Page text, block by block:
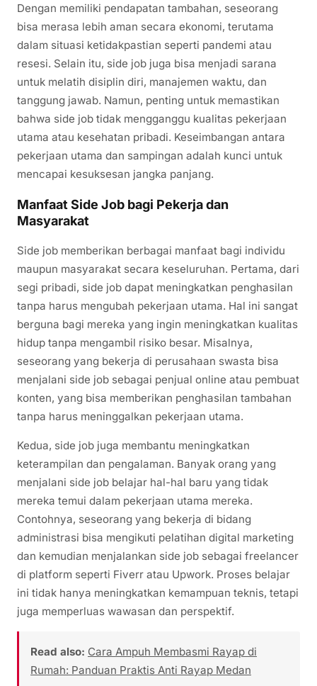
Dengan memiliki pendapatan tambahan, seseorang
bisa merasa lebih aman secara ekonomi, terutama
dalam situasi ketidakpastian seperti pandemi atau
resesi. Selain itu, side job juga bisa menjadi sarana
untuk melatih disiplin diri, manajemen waktu, dan
tanggung jawab. Namun, penting untuk memastikan
bahwa side job tidak mengganggu kualitas pekerjaan
utama atau kesehatan pribadi. Keseimbangan antara
pekerjaan utama dan sampingan adalah kunci untuk
mencapai kesuksesan jangka panjang.
Manfaat Side Job bagi Pekerja dan
Masyarakat
Side job memberikan berbagai manfaat bagi individu
maupun masyarakat secara keseluruhan. Pertama, dari
segi pribadi, side job dapat meningkatkan penghasilan
tanpa harus mengubah pekerjaan utama. Hal ini sangat
berguna bagi mereka yang ingin meningkatkan kualitas
hidup tanpa mengambil risiko besar. Misalnya,
seseorang yang bekerja di perusahaan swasta bisa
menjalani side job sebagai penjual online atau pembuat
konten, yang bisa memberikan penghasilan tambahan
tanpa harus meninggalkan pekerjaan utama.
Kedua, side job juga membantu meningkatkan
keterampilan dan pengalaman. Banyak orang yang
menjalani side job belajar hal-hal baru yang tidak
mereka temui dalam pekerjaan utama mereka.
Contohnya, seseorang yang bekerja di bidang
administrasi bisa mengikuti pelatihan digital marketing
dan kemudian menjalankan side job sebagai freelancer
di platform seperti Fiverr atau Upwork. Proses belajar
ini tidak hanya meningkatkan kemampuan teknis, tetapi
juga memperluas wawasan dan perspektif.
Read also: Cara Ampuh Membasmi Rayap di
Rumah: Panduan Praktis Anti Rayap Medan